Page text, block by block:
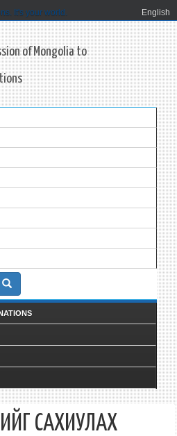
It's your world. English
of Mongolia to
САХИУЛАХ